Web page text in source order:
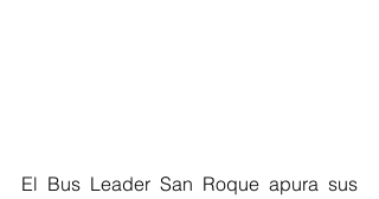
El Bus Leader San Roque apura sus